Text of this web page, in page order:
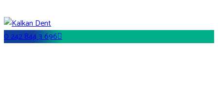
0 242 844 3 696